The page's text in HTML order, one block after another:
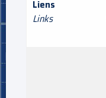
Liens
Links